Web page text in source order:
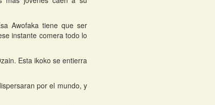
Awofaka tiene que ser
instante comera todo lo
Esta ikoko se entierra
por el mundo, y